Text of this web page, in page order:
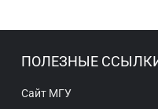
ПОЛЕЗНЫЕ
Сайт МГУ